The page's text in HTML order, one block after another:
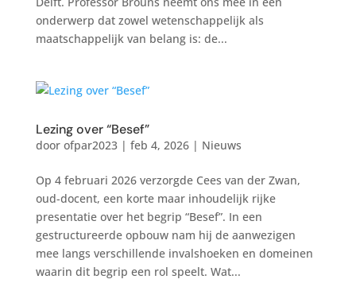
onderwerp dat zowel wetenschappelijk als
maatschappelijk van belang is: de...
Lezing over “Besef”
door ofpar2023| feb 4, 2026| Nieuws
Op 4 februari 2026 verzorgde Cees van der Zwan,
oud-docent, een korte maar inhoudelijk rijke
presentatie over het begrip “Besef”. In een
gestructureerde opbouw nam hij de aanwezigen
mee langs verschillende invalshoeken en domeinen
waarin dit begrip een rol speelt. Wat...